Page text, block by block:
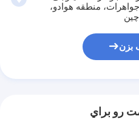
جواهرات، منطقه هوادو،
بزن
رو براي